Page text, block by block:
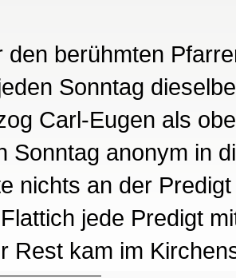
den berühmten
Sonntag
Carl-Eugen als
Sonntag anonym in
nichts an der
jede Predigt
Rest kam im